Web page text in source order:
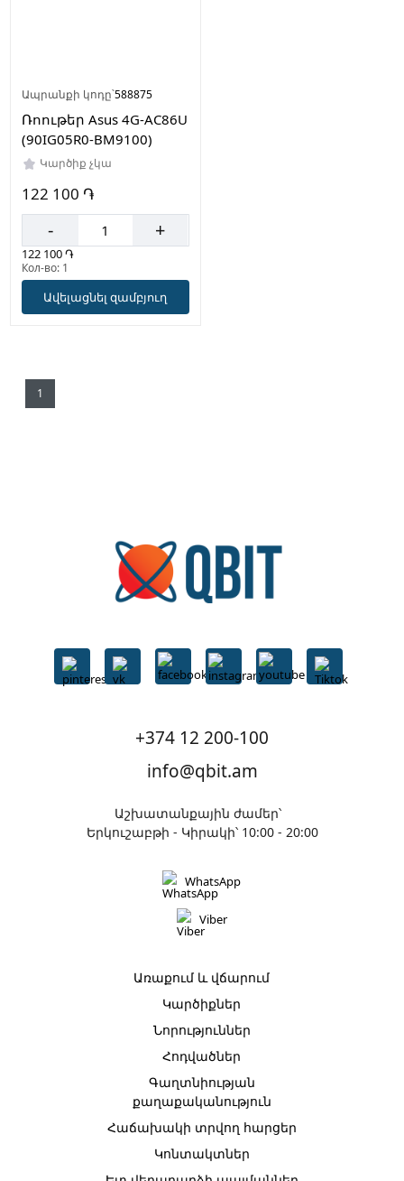
Ապրանքի կոդը՝588875
Ռոութեր Asus 4G-AC86U
(90IG05R0-BM9100)
Կարծիք չկա
122 100 ֏
- +
122 100 ֏
Кол-во: 1
Ավելացնել զամբյուղ
1
+374 12 200-100
info@qbit.am
Աշխատանքային ժամեր՝
Երկուշաբթի - Կիրակի՝ 10:00 - 20:00
WhatsApp
Viber
Առաքում և վճարում
Կարծիքներ
Նորություններ
Հոդվածներ
Գաղտնիության
քաղաքականություն
Հաճախակի տրվող հարցեր
Կոնտակտներ